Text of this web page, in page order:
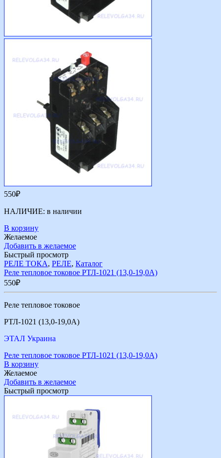
550₽
НАЛИЧИЕ: в наличии
В корзину
Желаемое
Добавить в желаемое
Быстрый просмотр
РЕЛЕ ТОКА, РЕЛЕ, Каталог
Реле тепловое токовое РТЛ-1021 (13,0-19,0А)
550₽
Реле тепловое токовое
РТЛ-1021 (13,0-19,0А)
ЭТАЛ Украина
Реле тепловое токовое РТЛ-1021 (13,0-19,0А)
В корзину
Желаемое
Добавить в желаемое
Быстрый просмотр